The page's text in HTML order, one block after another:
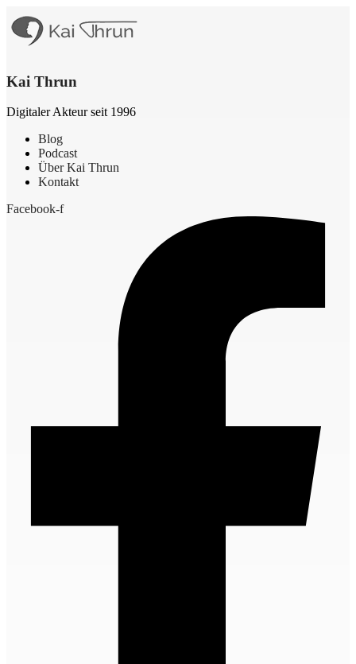
Kai Thrun
Digitaler Akteur seit 1996
Blog
Podcast
Über Kai Thrun
Kontakt
Facebook-f